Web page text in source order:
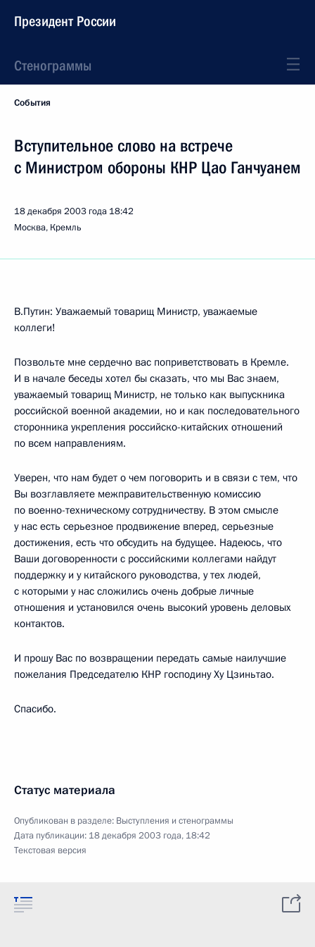
Президент России
Стенограммы
События
Вступительное слово на встрече
с Министром обороны КНР Цао Ганчуанем
18 декабря 2003 года 18:42
Москва, Кремль
В.Путин: Уважаемый товарищ Министр, уважаемые
коллеги!
Позвольте мне сердечно вас поприветствовать в Кремле.
И в начале беседы хотел бы сказать, что мы Вас знаем,
уважаемый товарищ Министр, не только как выпускника
российской военной академии, но и как последовательного
сторонника укрепления российско-китайских отношений
по всем направлениям.
Уверен, что нам будет о чем поговорить и в связи с тем, что
Вы возглавляете межправительственную комиссию
по военно-техническому сотрудничеству. В этом смысле
у нас есть серьезное продвижение вперед, серьезные
достижения, есть что обсудить на будущее. Надеюсь, что
Ваши договоренности с российскими коллегами найдут
поддержку и у китайского руководства, у тех людей,
с которыми у нас сложились очень добрые личные
отношения и установился очень высокий уровень деловых
контактов.
И прошу Вас по возвращении передать самые наилучшие
пожелания Председателю КНР господину Ху Цзиньтао.
Спасибо.
Статус материала
Опубликован в разделе: Выступления и стенограммы
Дата публикации: 18 декабря 2003 года, 18:42
Текстовая версия